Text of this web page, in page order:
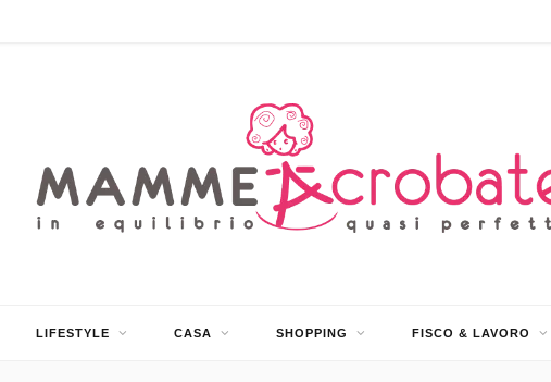
LIFESTYLE CASA SHOPPING FISCO & LAVORO